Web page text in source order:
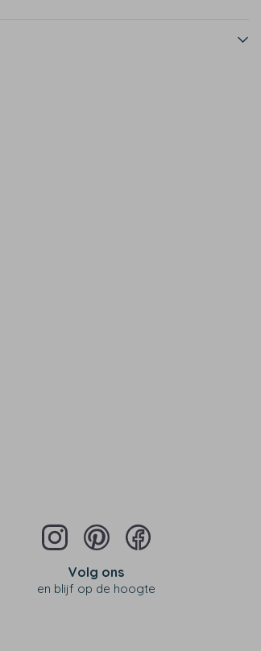
Volg ons
en blijf op de hoogte